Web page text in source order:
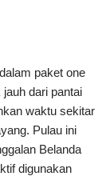
paket one
dari pantai
waktu sekitar
Pulau ini
Belanda
digunakan